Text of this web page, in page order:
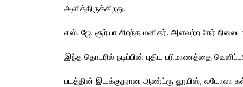
அளித்திருக்கிறது.
எஸ். ஜே. சூர்யா சிறந்த மனிதர். அளவற்ற நேர்
இந்த தொடரில் நடிப்பின் புதிய பரிமாணத்தை
படத்தின் இயக்குநரான ஆண்ட்ரூ லூயிஸ், லயோலா